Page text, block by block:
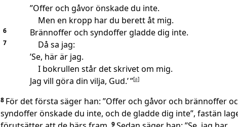
”Offer och gåvor önskade du inte.
Men en kropp har du berett åt mig.
6 Brännoffer och syndoffer gladde dig inte.
7
Då sa jag:
’Se, här är jag.
I bokrullen står det skrivet om mig.
Jag vill göra din vilja, Gud.’ ”[a]
8 För det första säger han: ”Offer och gåvor och brännoffer
syndoffer önskade du inte, och de gladde dig inte”, fastän
9